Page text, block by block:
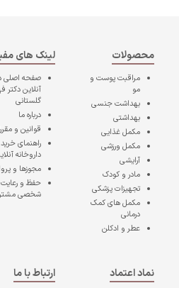
محصولات
مراقبت پوست و
مو
بهداشت جنسی
بهداشتی
مکمل غذایی
مکمل ورزشی
آرایشی
مادر و کودک
تجهیزات پزشکی
مکمل های کمک
درمانی
عطر و ادکلن
لینک های
صفحه اصلی
آنلاین دکتر
گلستانی
درباره ما
قوانین و
راهنمای خرید
داروخانه
مجوزها و
حفظ و
شخصی
نماد اعتماد
ارتباط با ما